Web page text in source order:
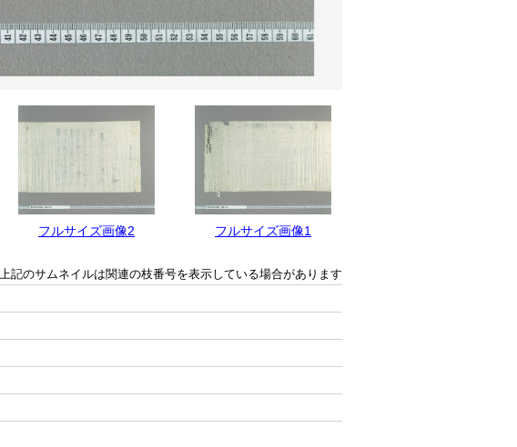
フルサイズ画像2 フルサイズ画像1
上記のサムネイルは関連の枝番号を表示している場合があります